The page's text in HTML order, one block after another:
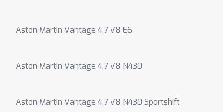
Aston Martin Vantage 4.7 V8 E6
Aston Martin Vantage 4.7 V8 N430
Aston Martin Vantage 4.7 V8 N430 Sportshift